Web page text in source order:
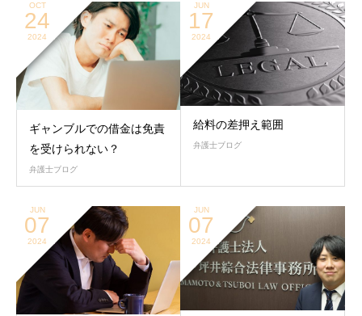
OCT
24
2024
ギャンブルでの借金は免責
を受けられない？
弁護士ブログ
JUN
17
2024
給料の差押え範囲
弁護士ブログ
JUN
07
2024
JUN
07
2024